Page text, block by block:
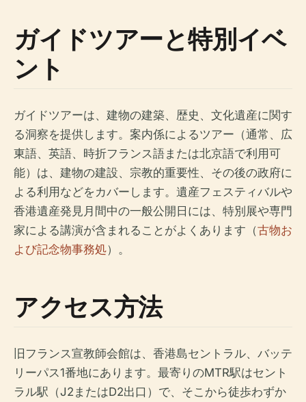
ガイドツアーと特別イベ
ント
ガイドツアーは、建物の建築、歴史、文化遺産に関す
る洞察を提供します。案内係によるツアー（通常、広
東語、英語、時折フランス語または北京語で利用可
能）は、建物の建設、宗教的重要性、その後の政府に
よる利用などをカバーします。遺産フェスティバルや
香港遺産発見月間中の一般公開日には、特別展や専門
家による講演が含まれることがよくあります（古物お
よび記念物事務処）。
アクセス方法
旧フランス宣教師会館は、香港島セントラル、バッテ
リーパス1番地にあります。最寄りのMTR駅はセント
ラル駅（J2またはD2出口）で、そこから徒歩わずか